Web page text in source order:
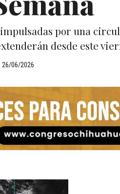
por una
desde este
26/06/2026